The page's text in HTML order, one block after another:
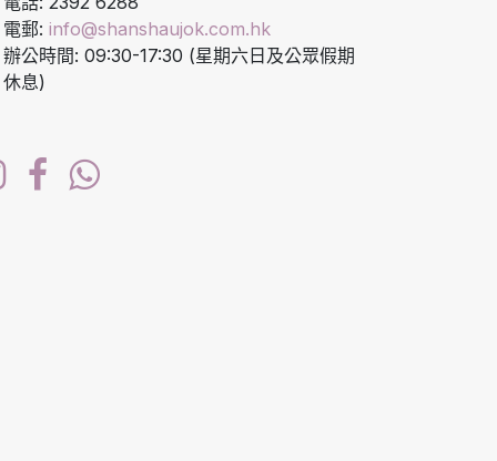
電郵: info@shanshaujok.com.hk
辦公時間: 09:30-17:30 (星期六日及公眾假期
休息)